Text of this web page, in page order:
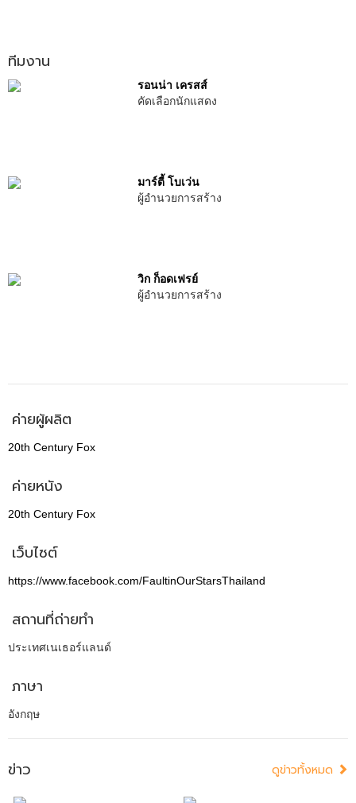
ทีมงาน
รอนน่า เครสส์
คัดเลือกนักแสดง
มาร์ตี้ โบเว่น
ผู้อำนวยการสร้าง
วิก ก็อดเฟรย์
ผู้อำนวยการสร้าง
ค่ายผู้ผลิต
20th Century Fox
ค่ายหนัง
20th Century Fox
เว็บไซต์
https://www.facebook.com/FaultinOurStarsThailand
สถานที่ถ่ายทำ
ประเทศเนเธอร์แลนด์
ภาษา
อังกฤษ